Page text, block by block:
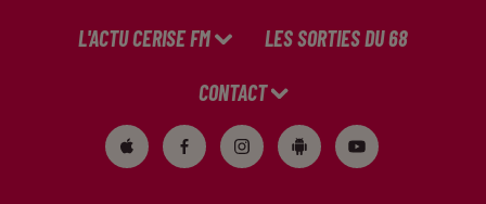
L'ACTU CERISE FM LES SORTIES DU 68
CONTACT